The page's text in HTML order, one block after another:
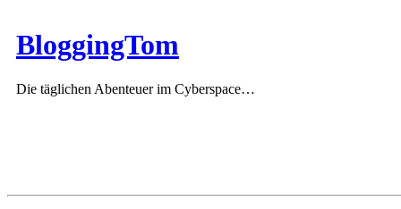
BloggingTom
Die täglichen Abenteuer im Cyberspace…